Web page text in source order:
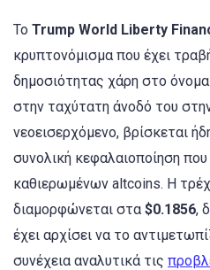
Το Trump World Liberty
κρυπτονόμισμα που έχει
δημοσιότητας χάρη στο
στην ταχύτατη άνοδό του
νεοεισερχόμενο, βρίσκεται
συνολική κεφαλαιοποίηση
καθιερωμένων altcoins. Η
διαμορφώνεται στα $0.1856,
έχει αρχίσει να το
συνέχεια αναλυτικά τις